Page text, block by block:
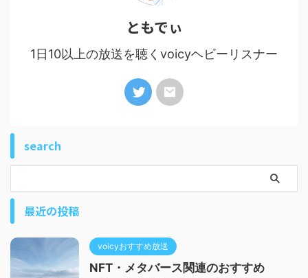
ともでぃ
1日10以上の放送を聴くvoicyヘビーリスナー
search
最近の投稿
voicyおすすめ放送
NFT・メタバース関連のおすすめ